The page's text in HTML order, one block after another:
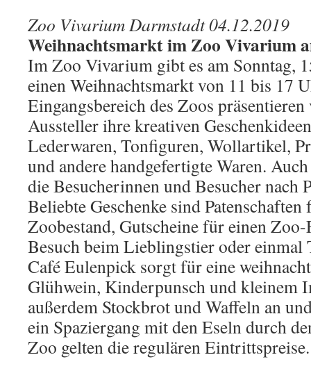
Zoo Vivarium Darmstadt 04.12.2019
Weihnachtsmarkt im Zoo Vivarium
Im Zoo Vivarium gibt es am Sonntag,
einen Weihnachtsmarkt von 11 bis 17
Eingangsbereich des Zoos präsentieren
Aussteller ihre kreativen
Lederwaren, Tonfiguren, Wollartikel,
und andere handgefertigte Waren.
die Besucherinnen und Besucher nach
Beliebte Geschenke sind
Zoobestand, Gutscheine für einen
Besuch beim Lieblingstier oder einmal
Café Eulenpick sorgt für eine
Glühwein, Kinderpunsch und kleinem
außerdem Stockbrot und Waffeln an
ein Spaziergang mit den Eseln durch
Zoo gelten die regulären Eintrittspreise.